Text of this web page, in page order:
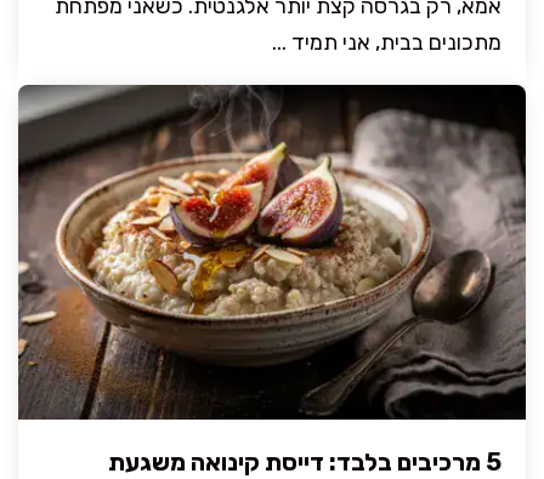
אמא, רק בגרסה קצת יותר אלגנטית. כשאני מפתחת
מתכונים בבית, אני תמיד ...
5 מרכיבים בלבד: דייסת קינואה משגעת